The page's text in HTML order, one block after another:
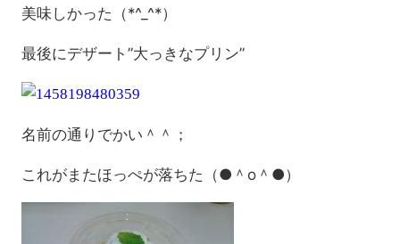
美味しかった（*^_^*）
最後にデザート”大っきなプリン”
名前の通りでかい＾＾；
これがまたほっぺが落ちた（●＾o＾●）